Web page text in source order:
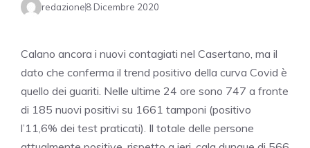
redazione8 Dicembre 2020
Calano ancora i nuovi contagiati nel Casertano, ma il
dato che conferma il trend positivo della curva Covid è
quello dei guariti. Nelle ultime 24 ore sono 747 a fronte
di 185 nuovi positivi su 1661 tamponi (positivo
l’11,6% dei test praticati). Il totale delle persone